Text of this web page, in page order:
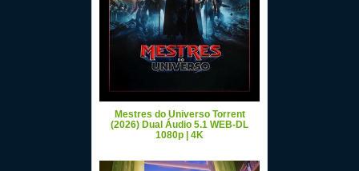
Mestres do Universo Torrent
(2026) Dual Áudio 5.1 WEB-DL
1080p | 4K